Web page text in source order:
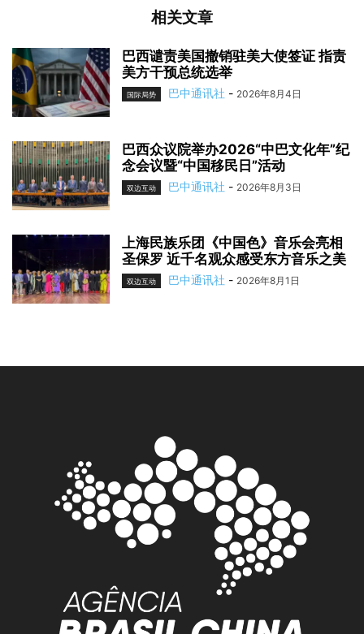
相关文章
巴西谴责美国撤销驻美大使签证 指责
美方干预总统选举
国际局势 巴中通讯社 - 2026年8月4日
巴西众议院举办2026“中巴文化年”纪
念会议暨“中国移民日”活动
双边互动 巴中通讯社 - 2026年8月3日
上海民族乐团《中国色》音乐会亮相
圣保罗 近千名观众感受东方音乐之美
双边互动 巴中通讯社 - 2026年8月1日